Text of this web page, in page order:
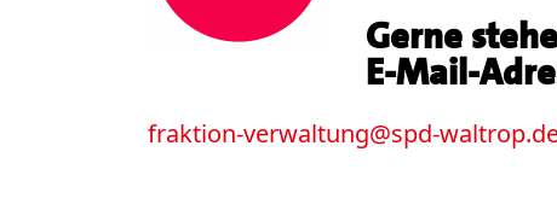
Gerne
E-Mail-
fraktion-verwaltung@spd-